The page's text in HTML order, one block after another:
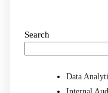
Search
Data